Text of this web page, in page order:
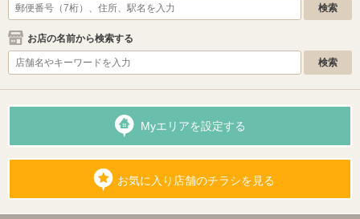
お店の名前から検索する
Myエリアを設定する
お気に入り店舗のチラシを見る